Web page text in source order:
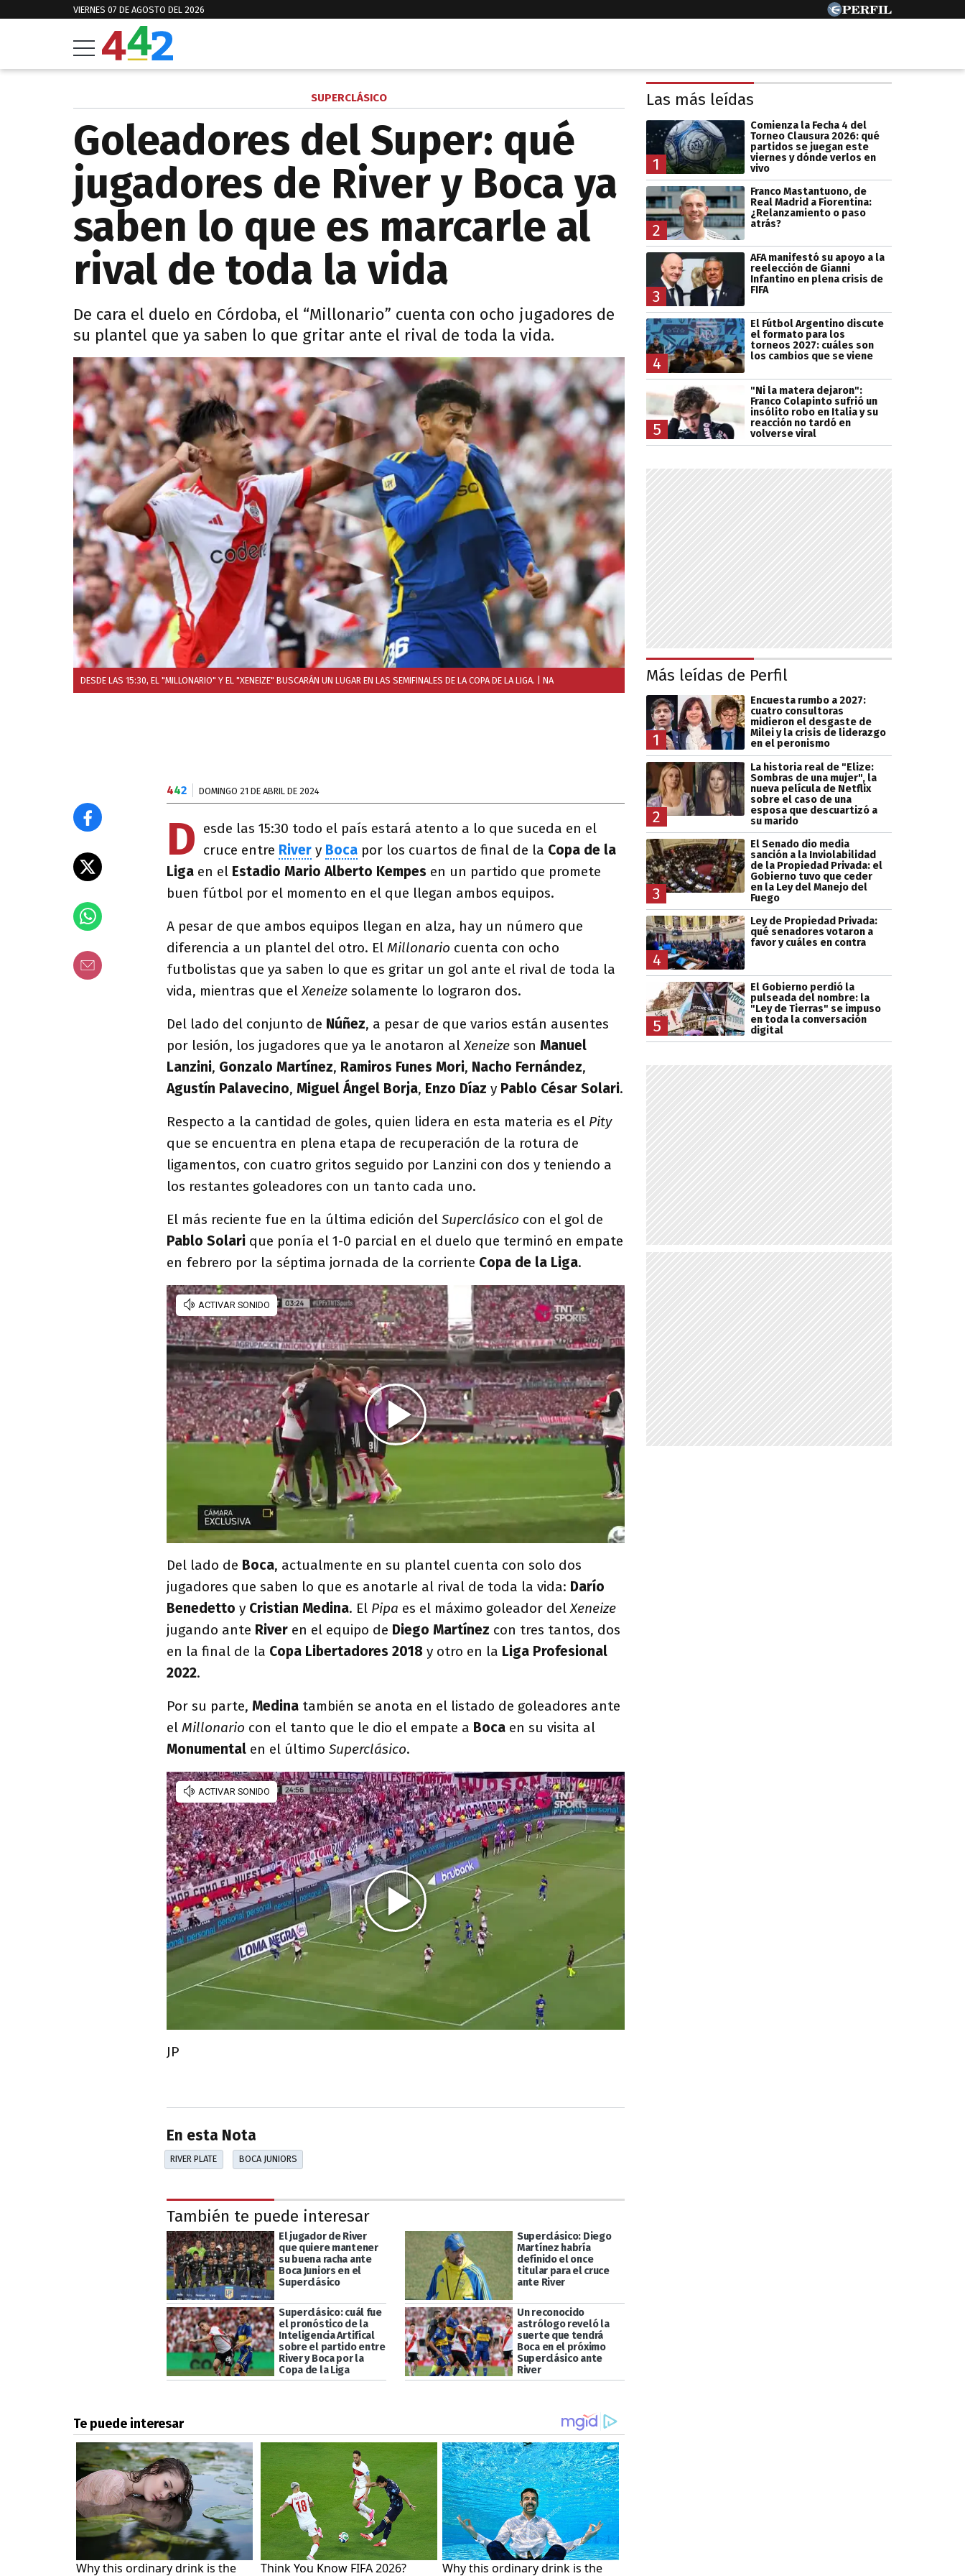
VIERNES 07 DE AGOSTO DEL 2026
SUPERCLÁSICO
Goleadores del Super: qué
jugadores de River y Boca ya
saben lo que es marcarle al
rival de toda la vida
De cara el duelo en Córdoba, el “Millonario” cuenta con ocho jugadores de
su plantel que ya saben lo que gritar ante el rival de toda la vida.
DESDE LAS 15:30, EL "MILLONARIO" Y EL "XENEIZE" BUSCARÁN UN LUGAR EN LAS SEMIFINALES DE LA COPA DE LA LIGA. | NA
442 DOMINGO 21 DE ABRIL DE 2024
D esde las 15:30 todo el país estará atento a lo que suceda en el
cruce entre River y Boca por los cuartos de final de la Copa de la
Liga en el Estadio Mario Alberto Kempes en un partido que promete
buen fútbol por el momento en el que llegan ambos equipos.
A pesar de que ambos equipos llegan en alza, hay un número que
diferencia a un plantel del otro. El Millonario cuenta con ocho
futbolistas que ya saben lo que es gritar un gol ante el rival de toda la
vida, mientras que elXeneize solamente lo lograron dos.
Del lado del conjunto de Núñez, a pesar de que varios están ausentes
por lesión, los jugadores que ya le anotaron alXeneize son Manuel
Lanzini, Gonzalo Martínez, Ramiros Funes Mori, Nacho Fernández,
Agustín Palavecino, Miguel Ángel Borja, Enzo Díaz y Pablo César Solari.
Respecto a la cantidad de goles, quien lidera en esta materia es el Pity
que se encuentra en plena etapa de recuperación de la rotura de
ligamentos, con cuatro gritos seguido por Lanzini con dos y teniendo a
los restantes goleadores con un tanto cada uno.
El más reciente fue en la última edición del Superclásico con el gol de
Pablo Solari que ponía el 1-0 parcial en el duelo que terminó en empate
en febrero por la séptima jornada de la corriente Copa de la Liga.
Del lado de Boca, actualmente en su plantel cuenta con solo dos
jugadores que saben lo que es anotarle al rival de toda la vida: Darío
Benedetto y Cristian Medina. El Pipa es el máximo goleador delXeneize
jugando ante River en el equipo de Diego Martínez con tres tantos, dos
en la final de la Copa Libertadores 2018 y otro en la Liga Profesional
2022.
Por su parte, Medina también se anota en el listado de goleadores ante
el Millonario con el tanto que le dio el empate a Boca en su visita al
Monumental en el último Superclásico.
JP
En esta Nota
RIVER PLATE BOCA JUNIORS
También te puede interesar
El jugador de River
que quiere mantener
su buena racha ante
Boca Juniors en el
Superclásico
Superclásico: Diego
Martínez habría
definido el once
titular para el cruce
ante River
Superclásico: cuál fue
el pronóstico de la
Inteligencia Artifical
sobre el partido entre
River y Boca por la
Copa de la Liga
Un reconocido
astrólogo reveló la
suerte que tendrá
Boca en el próximo
Superclásico ante
River
Las más leídas
1
Comienza la Fecha 4 del
Torneo Clausura 2026: qué
partidos se juegan este
viernes y dónde verlos en
vivo
2
Franco Mastantuono, de
Real Madrid a Fiorentina:
¿Relanzamiento o paso
atrás?
3
AFA manifestó su apoyo a la
reelección de Gianni
Infantino en plena crisis de
FIFA
4
El Fútbol Argentino discute
el formato para los
torneos 2027: cuáles son
los cambios que se viene
5
"Ni la matera dejaron":
Franco Colapinto sufrió un
insólito robo en Italia y su
reacción no tardó en
volverse viral
Más leídas de Perfil
1
Encuesta rumbo a 2027:
cuatro consultoras
midieron el desgaste de
Milei y la crisis de liderazgo
en el peronismo
2
La historia real de "Elize:
Sombras de una mujer", la
nueva película de Netflix
sobre el caso de una
esposa que descuartizó a
su marido
3
El Senado dio media
sanción a la Inviolabilidad
de la Propiedad Privada: el
Gobierno tuvo que ceder
en la Ley del Manejo del
Fuego
4
Ley de Propiedad Privada:
qué senadores votaron a
favor y cuáles en contra
5
El Gobierno perdió la
pulseada del nombre: la
"Ley de Tierras" se impuso
en toda la conversación
digital